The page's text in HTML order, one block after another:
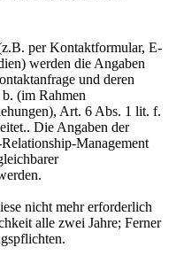
per Kontaktformular, E-
werden die Angaben
und deren
(im Rahmen
Art. 6 Abs. 1 lit. f.
Die Angaben der
Management
nicht mehr erforderlich
alle zwei Jahre; Ferner